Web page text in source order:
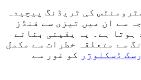
کی ٹریڈنگ پیچیدہ
سے ان میں تیزی سے فنڈز
ہوتا ہے۔ یہ یقینی بنانے
سے متعلقہ خطرات سے مکمل
رسک ڈسکلوژر
کو غور سے